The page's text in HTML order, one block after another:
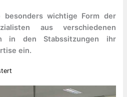
wichtige Form der
aus verschiedenen
in den Stabssitzungen ihr
ein.